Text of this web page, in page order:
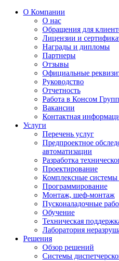
О Компании
О нас
Обращения для
Лицензии и
Награды и дипломы
Партнеры
Отзывы
Официальные
Руководство
Отчетность
Работа в Консом Групп
Вакансии
Контактная
Услуги
Перечень услуг
Предпроектное
автоматизации
Разработка
Проектирование
Комплексные системы
Программирование
Монтаж, шеф-монтаж
Пусконаладочные
Обучение
Техническая
Лаборатория
Решения
Обзор решений
Системы